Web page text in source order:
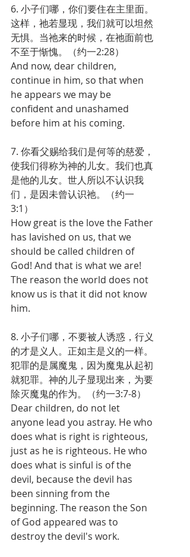
6. 小子们哪，你们要住在主里面。
这样，祂若显现，我们就可以坦然
无惧。当祂来的时候，在祂面前也
不至于惭愧。（约一2:28）
And now, dear children,
continue in him, so that when
he appears we may be
confident and unashamed
before him at his coming.
7. 你看父赐给我们是何等的慈爱，
使我们得称为神的儿女。我们也真
是他的儿女。世人所以不认识我
们，是因未曾认识祂。（约一
3:1）
How great is the love the Father
has lavished on us, that we
should be called children of
God! And that is what we are!
The reason the world does not
know us is that it did not know
him.
8. 小子们哪，不要被人诱惑，行义
的才是义人。正如主是义的一样。
犯罪的是属魔鬼，因为魔鬼从起初
就犯罪。神的儿子显现出来，为要
除灭魔鬼的作为。（约一3:7-8）
Dear children, do not let
anyone lead you astray. He who
does what is right is righteous,
just as he is righteous. He who
does what is sinful is of the
devil, because the devil has
been sinning from the
beginning. The reason the Son
of God appeared was to
destroy the devil's work.